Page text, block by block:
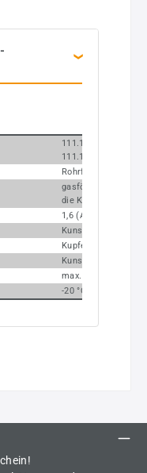
111.10 (Anschluss
111.12 (Anschluss
gasförmige,
die
1,6 (Artikel Nr. 108-
Kunststoff
Kupferlegierung
Kunststoff glasklar
max. 60 °C
-20 °C bis +60 °C